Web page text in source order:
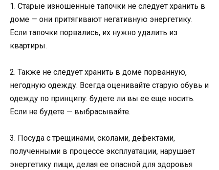
1. Старые изношенные тапочки не следует хранить в
доме — они притягивают негативную энергетику.
Если тапочки порвались, их нужно удалить из
квартиры.
2. Также не следует хранить в доме порванную,
негодную одежду. Всегда оценивайте старую обувь и
одежду по принципу: будете ли вы ее еще носить.
Если не будете — выбрасывайте.
3. Посуда с трещинами, сколами, дефектами,
полученными в процессе эксплуатации, нарушает
энергетику пищи, делая ее опасной для здоровья